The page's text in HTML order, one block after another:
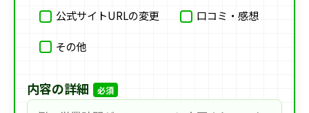
公式サイトURLの変更 口コミ・感想
その他
内容の詳細 必須